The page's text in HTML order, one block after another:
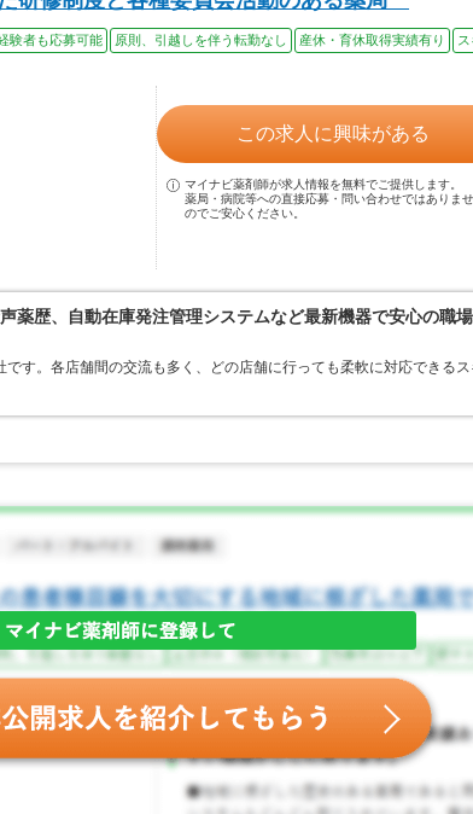
験者も応募可能 原則、引越しを伴う転勤なし 産休・育休取得実績有り
この求人に興味がある
マイナビ薬剤師が求人情報を無料でご提供します。
薬局・病院等への直接応募・問い合わせではありま
のでご安心ください。
薬歴、自動在庫発注管理システムなど最新機器で安心の職
す。各店舗間の交流も多く、どの店舗に行っても柔軟に対応できる